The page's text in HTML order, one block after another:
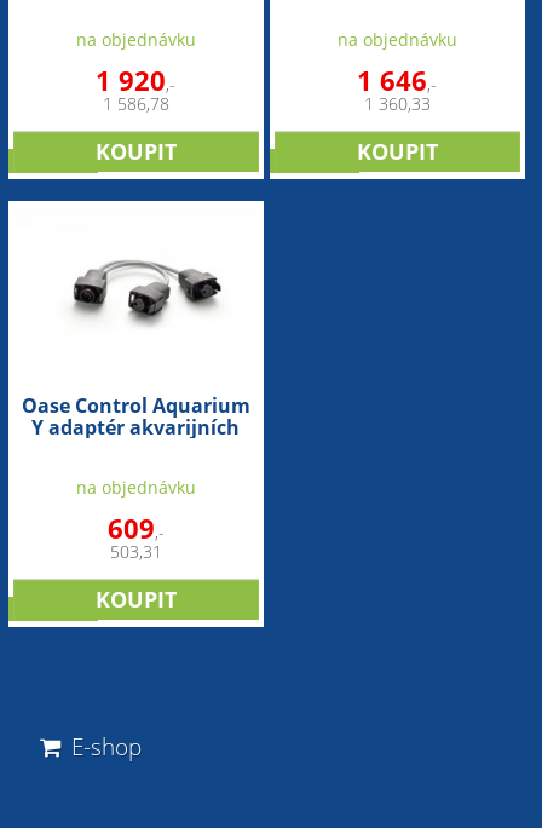
na objednávku
1 920,-
1 586,78
na objednávku
1 646,-
1 360,33
Oase Control Aquarium
Y adaptér akvarijních
na objednávku
609,-
503,31
E-shop